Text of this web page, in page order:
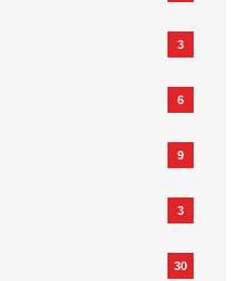
3
6
9
3
30